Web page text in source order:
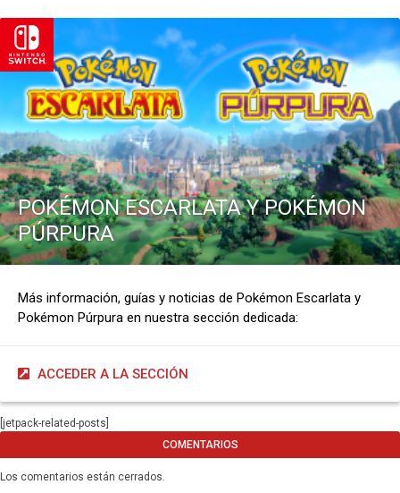
POKÉMON ESCARLATA Y POKÉMON
PÚRPURA
Más información, guías y noticias de Pokémon Escarlata y
Pokémon Púrpura en nuestra sección dedicada:
ACCEDER A LA SECCIÓN
[jetpack-related-posts]
COMENTARIOS
Los comentarios están cerrados.